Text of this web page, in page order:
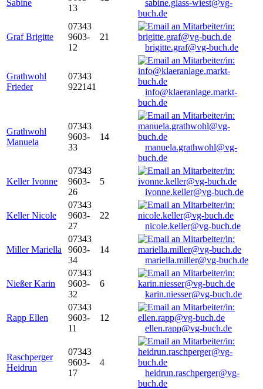
Sabine
13
sabine.glass-wiest@vg-
buch.de
Graf Brigitte
07343
9603-
12
21
brigitte.graf@vg-buch.de
Grathwohl
Frieder
07343
922141
info@klaeranlage.markt-
buch.de
Grathwohl
Manuela
07343
9603-
33
14
manuela.grathwohl@vg-
buch.de
Keller Ivonne
07343
9603-
26
5
ivonne.keller@vg-buch.de
Keller Nicole
07343
9603-
27
22
nicole.keller@vg-buch.de
Miller Mariella
07343
9603-
34
14
mariella.miller@vg-buch.de
Nießer Karin
07343
9603-
32
6
karin.niesser@vg-buch.de
Rapp Ellen
07343
9603-
11
12
ellen.rapp@vg-buch.de
Raschperger
Heidrun
07343
9603-
17
4
heidrun.raschperger@vg-
buch.de